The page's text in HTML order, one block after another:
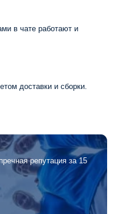
в чате работают и
доставки и сборки.
репутация за 15